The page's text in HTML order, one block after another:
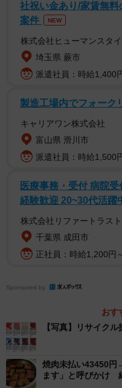
大阪市内にある呉服店き
レンタルも行っていたそ
クル着物が人気となり需要
「レンタル用の着物がい
こういうの初めてで受け
きくやの店主に投稿後の
に、実際に振袖レンタル
誰かのお役に立てた
大阪市大正区で店舗を営
く大正15年頃。個人商店
ないそうです。
社祝い金あり/家賃無
案件
NEW
株式会社ヒューマンスタ
埼玉県 蕨市
派遣社員：時給1,400
製造工場内でフォーク
キャリアワン株式会社
富山県 滑川市
派遣社員：時給1,500
医療事務・受付 病院受
経験歓迎 20~30代活躍
株式会社リファートラスト
千葉県 成田市
正社員：時給1,200円
Sponsored by
おす
【写真】リサイク
焼肉未払い43450円
ます」と呼びかけ